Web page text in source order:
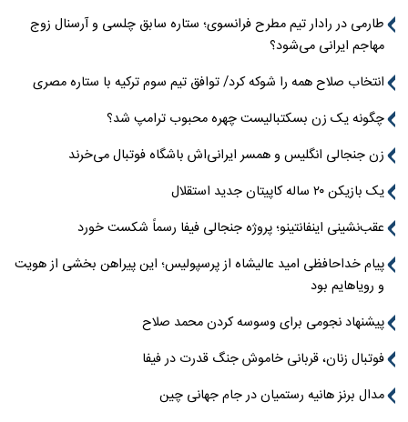
طارمی در رادار تیم مطرح فرانسوی؛ ستاره سابق چلسی و آرسنال زوج
مهاجم ایرانی می‌شود؟
انتخاب صلاح همه را شوکه کرد/ توافق تیم سوم ترکیه با ستاره مصری
چگونه یک زن بسکتبالیست چهره محبوب ترامپ شد؟
زن جنجالی انگلیس و همسر ایرانی‌اش باشگاه فوتبال می‌خرند
یک بازیکن ۲۰ ساله کاپیتان جدید استقلال
عقب‌نشینی اینفانتینو؛ پروژه جنجالی فیفا رسماً شکست خورد
پیام خداحافظی امید عالیشاه از پرسپولیس؛ این پیراهن بخشی از هویت
و رویاهایم بود
پیشنهاد نجومی برای وسوسه کردن محمد صلاح
فوتبال زنان، قربانی خاموش جنگ قدرت در فیفا
مدال برنز هانیه رستمیان در جام جهانی چین